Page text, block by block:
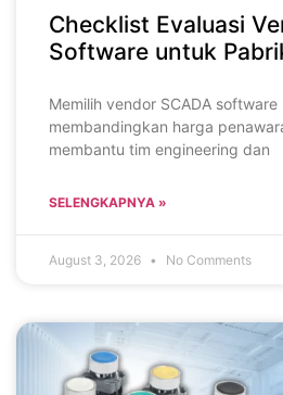
Checklist Evaluasi
Software untuk
Memilih vendor SCADA
membandingkan harga
membantu tim engineering dan
SELENGKAPNYA »
August 3, 2026 No Comments